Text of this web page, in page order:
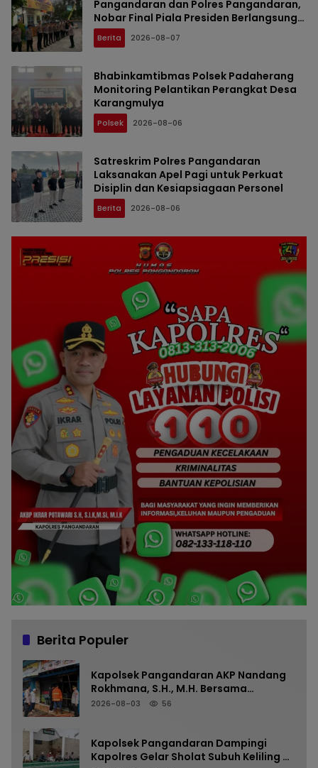
Pangandaran dan Polres Pangandaran,
Nobar Final Piala Presiden Berlangsung
Aman
Berita 2026-08-07
Bhabinkamtibmas Polsek Padaherang
Monitoring Pelantikan Perangkat Desa
Karangmulya
Polsek 2026-08-06
Satreskrim Polres Pangandaran
Laksanakan Apel Pagi untuk Perkuat
Disiplin dan Kesiapsiagaan Personel
Berita 2026-08-06
Berita Populer
Kapolsek Pangandaran AKP Nandang
Rokhmana, S.H., M.H. Bersama
Anggota Cek TKP Kebakaran Ruko
2026-08-03 56
Kapolsek Pangandaran Dampingi
Kapolres Gelar Sholat Subuh Keliling di